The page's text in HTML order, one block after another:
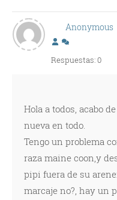
Anonymous
Respuestas: 0
Hola a todos, acabo
nueva en todo.
Tengo un problema
raza maine coon,y
pipi fuera de su
marcaje no?, hay un